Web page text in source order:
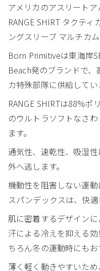
アメリカのアスリート
RANGE SHIRT タクテ
ングスリーブ マルチカ
Born Primitiveは東海岸
Beach発のブランドで、
カ特殊部隊に供給してい
RANGE SHIRTは88%ポ
のウルトラソフトなさ
ます。
通気性、速乾性、吸湿
外へ逃します。
機動性を阻害しない運
スパンデックスは、快適
肌に密着するデザインに
汗による冷えを抑える
ちろん冬の運動時にもお
薄く軽く動きやすいた